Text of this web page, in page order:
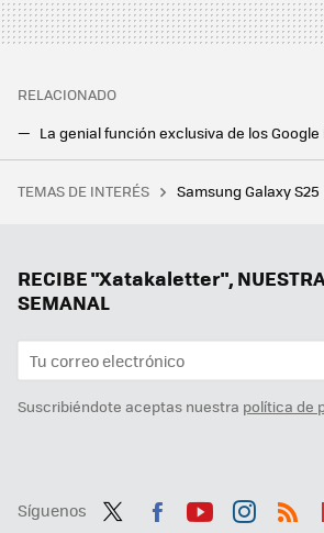
RELACIONADO
28 autoras para informarse y reflexionar
TEMAS DE INTERÉS Samsung Galaxy S25
RECIBE "Xatakaletter",
SEMANAL
Suscribiéndote aceptas nuestra política de
Síguenos